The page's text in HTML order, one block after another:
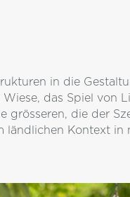
in die
das Spiel von
grösseren, die der
Kontext